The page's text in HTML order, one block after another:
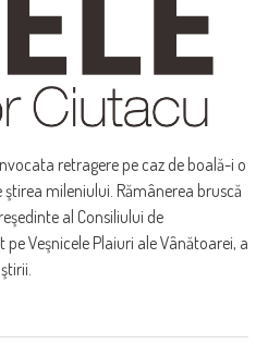
retragere pe caz de boală-i o
mileniului. Rămânerea bruscă
al Consiliului de
Veşnicele Plaiuri ale Vânătoarei, a